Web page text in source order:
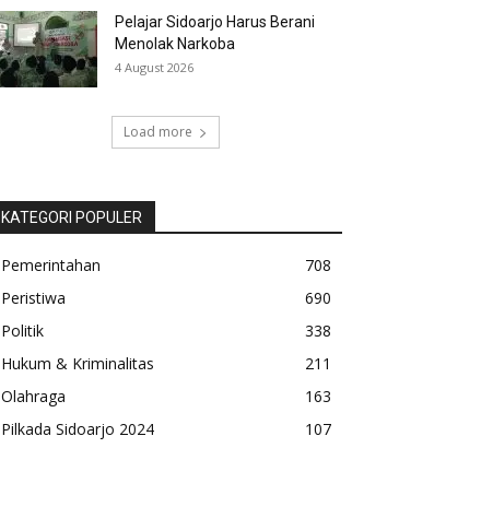
Pelajar Sidoarjo Harus Berani
Menolak Narkoba
4 August 2026
Load more
KATEGORI POPULER
Pemerintahan
708
Peristiwa
690
Politik
338
Hukum & Kriminalitas
211
Olahraga
163
Pilkada Sidoarjo 2024
107